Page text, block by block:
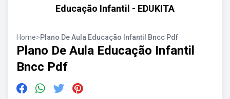
Educação Infantil - EDUKITA
Home>Plano De Aula Educação Infantil Bncc Pdf
Plano De Aula Educação Infantil
Bncc Pdf